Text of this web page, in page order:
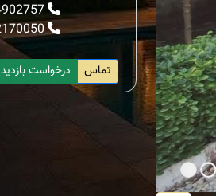
09124902757
01152170050
درخواست بازدید تماس